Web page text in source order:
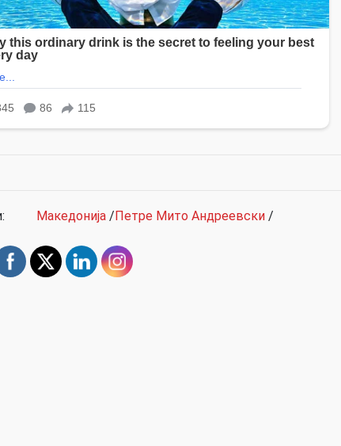
Македонија /Петре Мито Андреевски /